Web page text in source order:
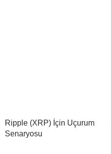
Ripple (XRP) İçin Uçurum
Senaryosu